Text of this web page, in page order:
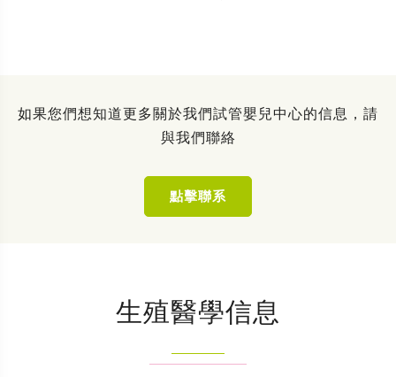
如果您們想知道更多關於我們試管嬰兒中心的信息，請
與我們聯絡
點擊聯系
生殖醫學信息